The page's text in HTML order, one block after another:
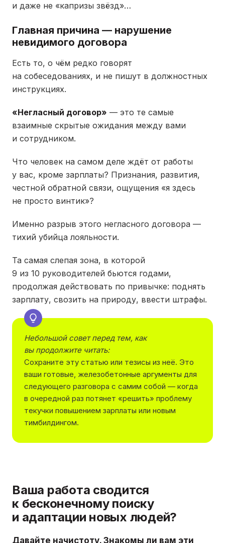
и даже не «капризы звёзд»…
Главная причина — нарушение
невидимого договора
Есть то, о чём редко говорят
на собеседованиях, и не пишут в должностных
инструкциях.
«Негласный договор» — это те самые
взаимные скрытые ожидания между вами
и сотрудником.
Что человек на самом деле ждёт от работы
у вас, кроме зарплаты? Признания, развития,
честной обратной связи, ощущения «я здесь
не просто винтик»?
Именно разрыв этого негласного договора —
тихий убийца лояльности.
Та самая слепая зона, в которой
9 из 10 руководителей бьются годами,
продолжая действовать по привычке: поднять
зарплату, свозить на природу, ввести штрафы.
Небольшой совет перед тем, как
вы продолжите читать:
Сохраните эту статью или тезисы из неё. Это
ваши готовые, железобетонные аргументы для
следующего разговора с самим собой — когда
в очередной раз потянет «решить» проблему
текучки повышением зарплаты или новым
тимбилдингом.
Ваша работа сводится
к бесконечному поиску
и адаптации новых людей?
Давайте начистоту. Знакомы ли вам эти